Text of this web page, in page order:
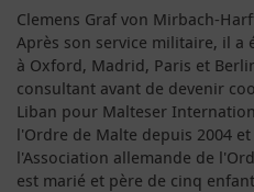
Clemens Graf von Mirbach-
Après son service militaire, il a
à Oxford, Madrid, Paris et
consultant avant de devenir
Liban pour Malteser
l'Ordre de Malte depuis 2004
l'Association allemande de
est marié et père de cinq